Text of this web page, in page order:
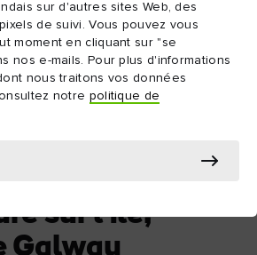
sur d'autres sites Web, des
de suivi. Vous pouvez vous
moment en cliquant sur "se
nos e-mails. Pour plus d'informations
nous traitons vos données
notre politique de
comté de Galway
sur l'île,
Galway